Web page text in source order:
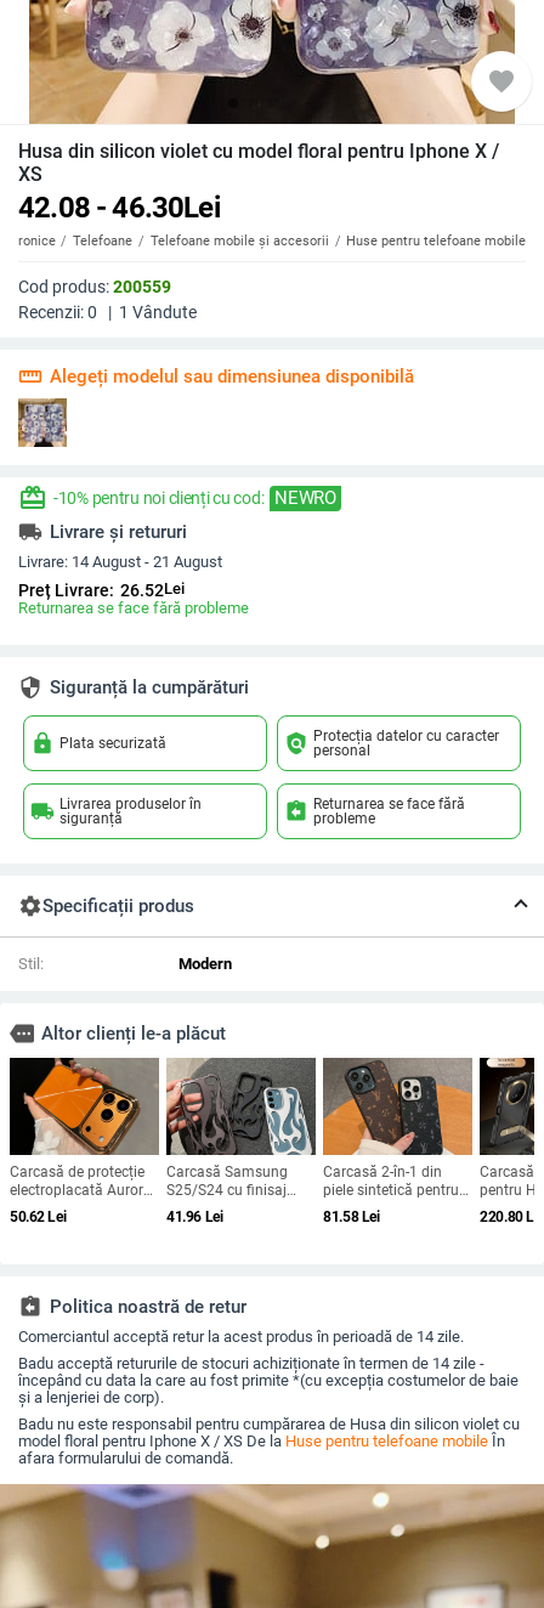
favorite
Husa din silicon violet cu model floral pentru Iphone X /
XS
42.08 - 46.30Lei
Telefoane Telefoane mobile și accesorii Huse pentru telefoane mobile
Cod produs:200559
Recenzii:0 | 1 Vândute
straighten Alegeți modelul sau dimensiunea disponibilă
redeem -10% pentru noi clienți cu cod: NEWRO
local_shipping Livrare și retururi
Livrare: 14 August - 21 August
Preț Livrare: 26.52Lei
Returnarea se face fără probleme
security Siguranță la cumpărături
lock Plata securizată policy Protecția datelor cu caracter
personal
local_shipping Livrarea produselor în
siguranță
assignment_return Returnarea se face fără
probleme
settingsSpecificații produs
Stil: Modern
more Altor clienți le-a plăcut
Carcasă de protecție
electroplacată Aurora
pentru iPhone 12–17
Pro și Pro Max,
50.62Lei
Carcasă Samsung
S25/S24 cu finisaj
electroplatat în
flacără, design
41.96 Lei
Carcasă 2-în-1 din
piele sintetică pentru
iPhone 12, 12 Pro, 13
și 14 — protecție la
81.58Lei
Carcasă
pentru
V5 –
220.80Lei
assignment_return Politica noastră de retur
Comerciantul acceptă retur la acest produs în perioadă de 14 zile.
Badu acceptă retururile de stocuri achiziționate în termen de 14 zile -
începând cu data la care au fost primite *(cu excepția costumelor de baie
și a lenjeriei de corp).
Badu nu este responsabil pentru cumpărarea de Husa din silicon violet cu
model floral pentru Iphone X / XS De la Huse pentru telefoane mobile În
afara formularului de comandă.